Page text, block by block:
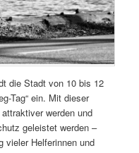
die Stadt von 10 bis 12
Tag“ ein. Mit dieser
werden und
geleistet werden –
vieler Helferinnen und